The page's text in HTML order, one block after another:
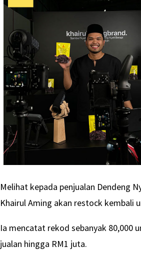
Melihat kepada penjualan Dendeng
Khairul Aming akan restock kembali
Ia mencatat rekod sebanyak 80,000
jualan hingga RM1 juta.